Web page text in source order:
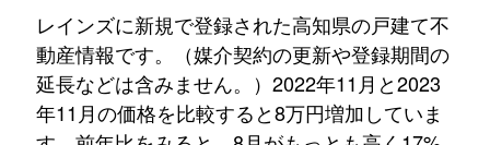
レインズに新規で登録された高知県の戸建て不
動産情報です。（媒介契約の更新や登録期間の
延長などは含みません。）2022年11月と2023
年11月の価格を比較すると8万円増加していま